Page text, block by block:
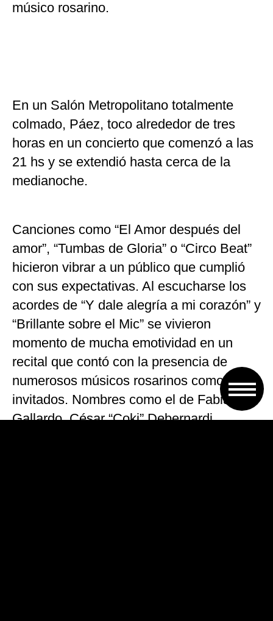
músico rosarino.
En un Salón Metropolitano totalmente
colmado, Páez, toco alrededor de tres
horas en un concierto que comenzó a las
21 hs y se extendió hasta cerca de la
medianoche.
Canciones como “El Amor después del
amor”, “Tumbas de Gloria” o “Circo Beat”
hicieron vibrar a un público que cumplió
con sus expectativas. Al escucharse los
acordes de “Y dale alegría a mi corazón” y
“Brillante sobre el Mic” se vivieron
momento de mucha emotividad en un
recital que contó con la presencia de
numerosos músicos rosarinos como
invitados. Nombres como el de Fabián
Gallardo, César “Coki” Debernardi,